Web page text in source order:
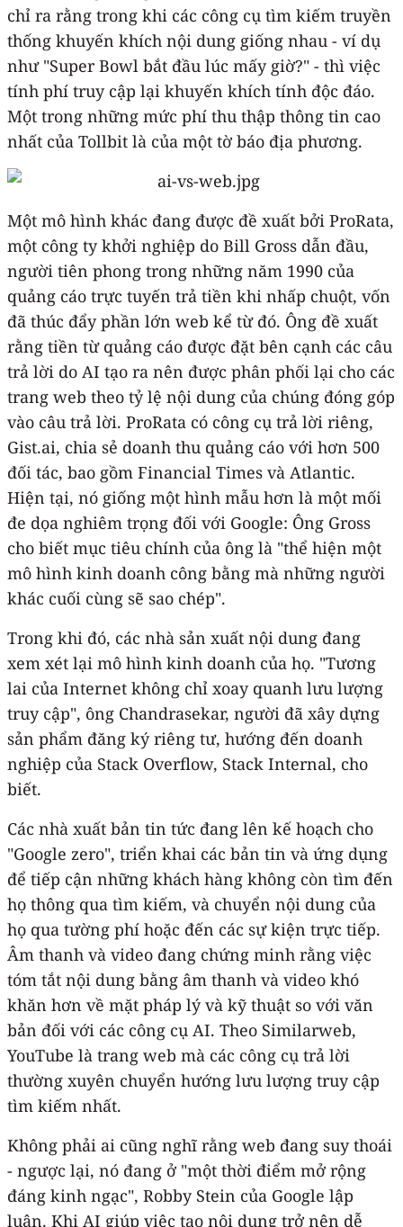
chỉ ra rằng trong khi các công cụ tìm kiếm truyền
thống khuyến khích nội dung giống nhau - ví dụ
như "Super Bowl bắt đầu lúc mấy giờ?" - thì việc
tính phí truy cập lại khuyến khích tính độc đáo.
Một trong những mức phí thu thập thông tin cao
nhất của Tollbit là của một tờ báo địa phương.
Một mô hình khác đang được đề xuất bởi ProRata,
một công ty khởi nghiệp do Bill Gross dẫn đầu,
người tiên phong trong những năm 1990 của
quảng cáo trực tuyến trả tiền khi nhấp chuột, vốn
đã thúc đẩy phần lớn web kể từ đó. Ông đề xuất
rằng tiền từ quảng cáo được đặt bên cạnh các câu
trả lời do AI tạo ra nên được phân phối lại cho các
trang web theo tỷ lệ nội dung của chúng đóng góp
vào câu trả lời. ProRata có công cụ trả lời riêng,
Gist.ai, chia sẻ doanh thu quảng cáo với hơn 500
đối tác, bao gồm Financial Times và Atlantic.
Hiện tại, nó giống một hình mẫu hơn là một mối
đe dọa nghiêm trọng đối với Google: Ông Gross
cho biết mục tiêu chính của ông là "thể hiện một
mô hình kinh doanh công bằng mà những người
khác cuối cùng sẽ sao chép".
Trong khi đó, các nhà sản xuất nội dung đang
xem xét lại mô hình kinh doanh của họ. "Tương
lai của Internet không chỉ xoay quanh lưu lượng
truy cập", ông Chandrasekar, người đã xây dựng
sản phẩm đăng ký riêng tư, hướng đến doanh
nghiệp của Stack Overflow, Stack Internal, cho
biết.
Các nhà xuất bản tin tức đang lên kế hoạch cho
"Google zero", triển khai các bản tin và ứng dụng
để tiếp cận những khách hàng không còn tìm đến
họ thông qua tìm kiếm, và chuyển nội dung của
họ qua tường phí hoặc đến các sự kiện trực tiếp.
Âm thanh và video đang chứng minh rằng việc
tóm tắt nội dung bằng âm thanh và video khó
khăn hơn về mặt pháp lý và kỹ thuật so với văn
bản đối với các công cụ AI. Theo Similarweb,
YouTube là trang web mà các công cụ trả lời
thường xuyên chuyển hướng lưu lượng truy cập
tìm kiếm nhất.
Không phải ai cũng nghĩ rằng web đang suy thoái
- ngược lại, nó đang ở "một thời điểm mở rộng
đáng kinh ngạc", Robby Stein của Google lập
luận. Khi AI giúp việc tạo nội dung trở nên dễ